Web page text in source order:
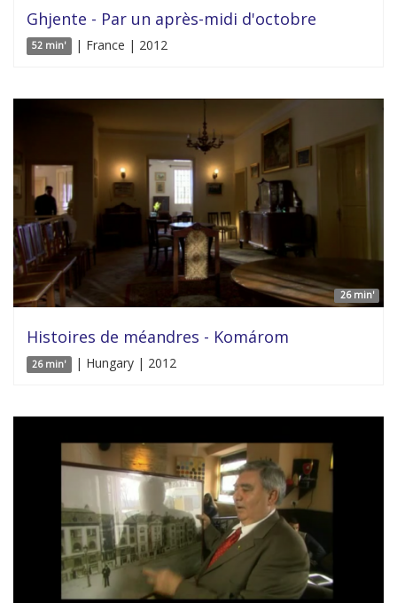
Ghjente - Par un après-midi d'octobre
52 min' | France | 2012
26 min'
Histoires de méandres - Komárom
26 min' | Hungary | 2012